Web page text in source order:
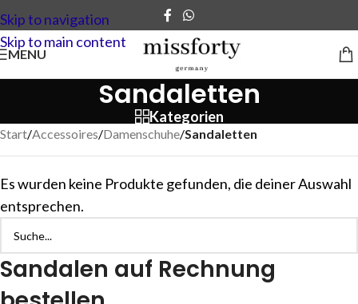
Skip to navigation
Skip to main content
MENU
Sandaletten
Kategorien
Start/Accessoires/Damenschuhe/Sandaletten
Es wurden keine Produkte gefunden, die deiner Auswahl
entsprechen.
Sandalen auf Rechnung